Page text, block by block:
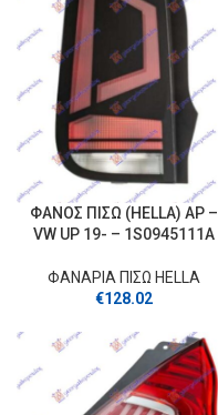
ΦΑΝΟΣ ΠΙΣΩ (HELLA) ΑΡ –
VW UP 19- – 1S0945111A
ΦΑΝΑΡΙΑ ΠΙΣΩ HELLA
€128.02